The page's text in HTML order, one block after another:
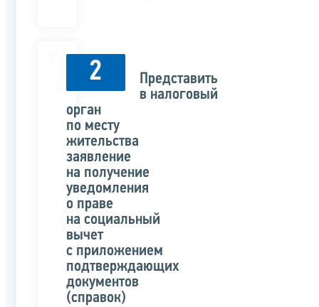
2
Представить
в налоговый
орган
по месту
жительства
заявление
на получение
уведомления
о праве
на социальный
вычет
с приложением
подтверждающих
документов
(справок)